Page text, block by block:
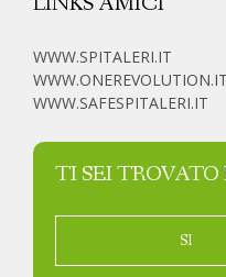
WWW.SPITALERI.IT
WWW.ONEREVOLUTION.IT
WWW.SAFESPITALERI.IT
TI SEI TROVATO
SI